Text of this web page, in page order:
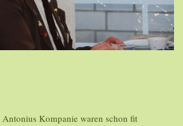
Kompanie waren schon fit